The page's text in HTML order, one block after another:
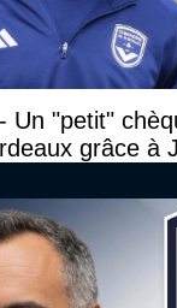
Un "petit"
grâce à